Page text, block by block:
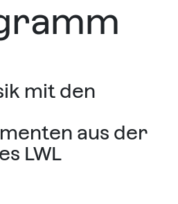
mit den
aus der
LWL